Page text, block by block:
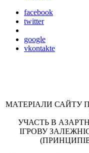
facebook
twitter
google
vkontakte
МАТЕРІАЛИ САЙТУ
УЧАСТЬ В
ІГРОВУ